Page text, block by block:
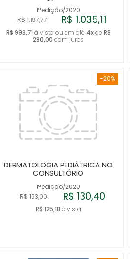
1ªedição/2020
R$ 1.197,77 R$ 1.035,11
R$ 993,71 à vista ou em até 4xde R$
280,00 com juros
-20%
1ªedição/2020
DERMATOLOGIA PEDIÁTRICA NO
CONSULTÓRIO
R$ 163,00 R$ 130,40
R$ 125,18 à vista